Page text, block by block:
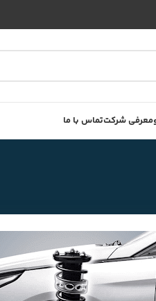
معرفی شرکتتماس با ما